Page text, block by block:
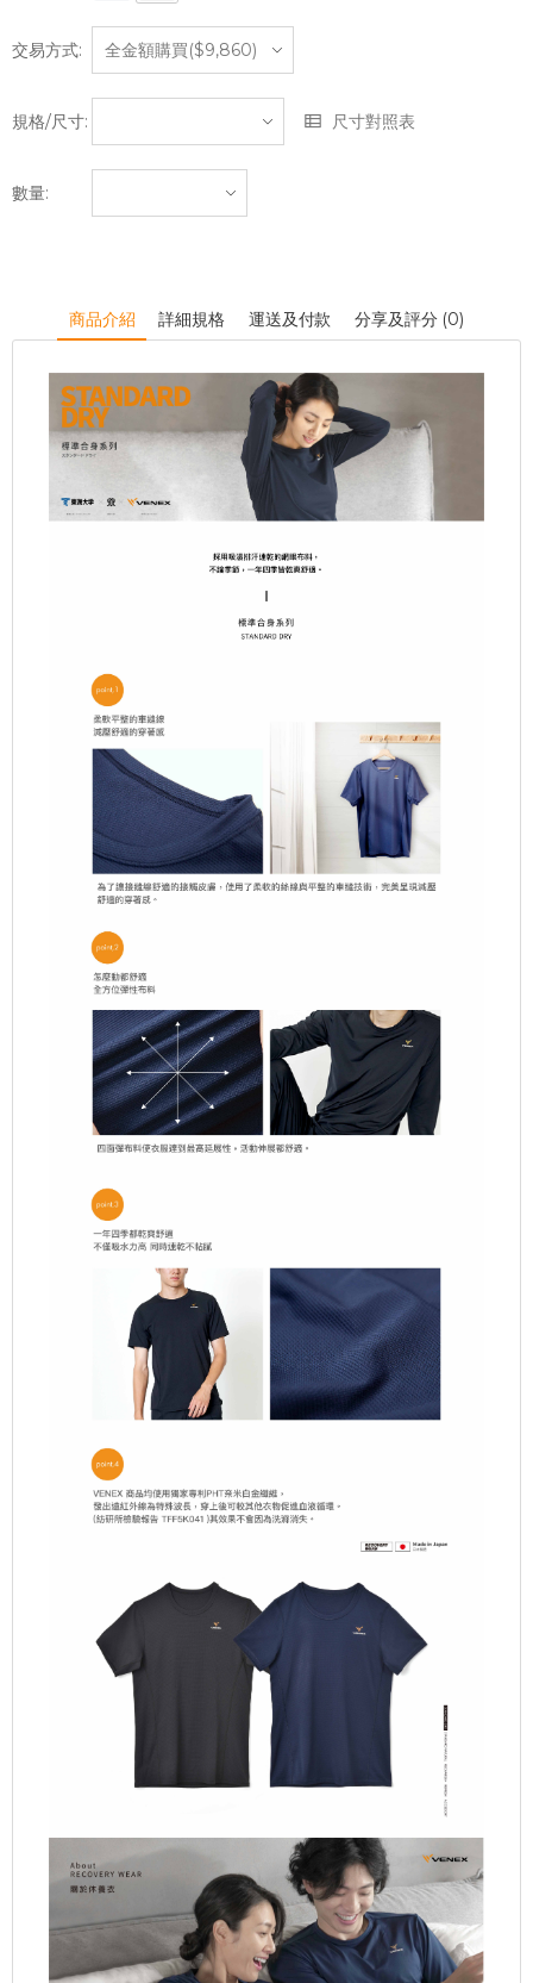
交易方式:
規格/尺寸: 尺寸對照表
數量:
商品介紹 詳細規格 運送及付款 分享及評分 (0)